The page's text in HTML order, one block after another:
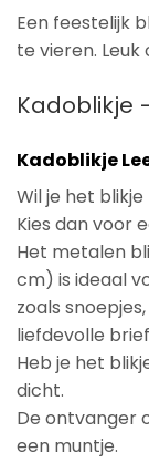
Een feestelijk
te vieren.
Kadoblikje
Kadoblikje
Wil je het
Kies dan voor
Het metalen
cm) is ideaal
zoals
liefdevolle
Heb je het
dicht.
De ontvanger
een muntje.